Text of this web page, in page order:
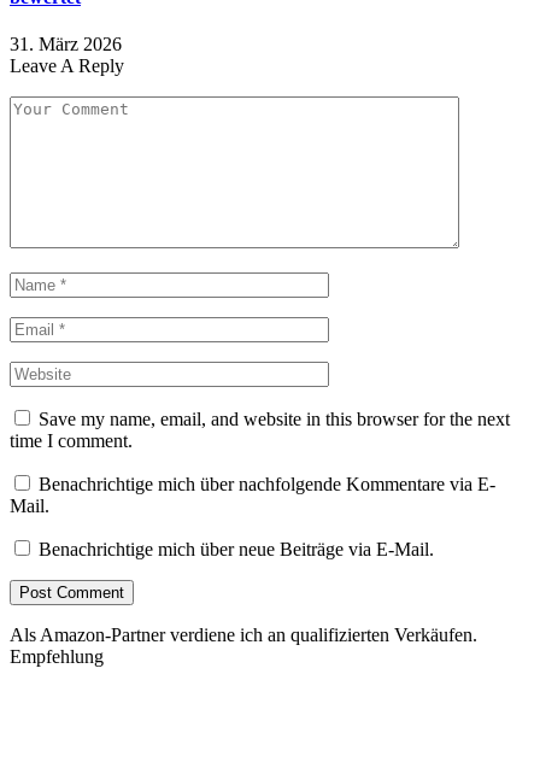
31. März 2026
Leave A Reply
Save my name, email, and website in this browser for the next
time I comment.
Benachrichtige mich über nachfolgende Kommentare via E-
Mail.
Benachrichtige mich über neue Beiträge via E-Mail.
Als Amazon-Partner verdiene ich an qualifizierten Verkäufen.
Empfehlung